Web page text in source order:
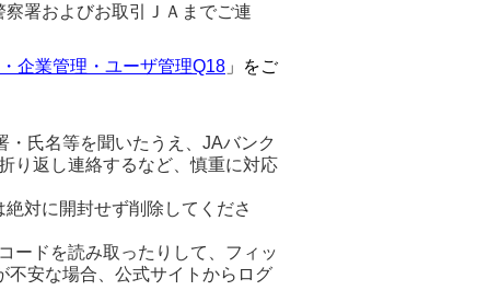
署およびお取引ＪＡまでご連
企業管理・ユーザ管理Q18 」をご
・氏名等を聞いたうえ、JAバンク
り返し連絡するなど、慎重に対応
対に開封せず削除してくださ
ードを読み取ったりして、フィッ
不安な場合、公式サイトからログ